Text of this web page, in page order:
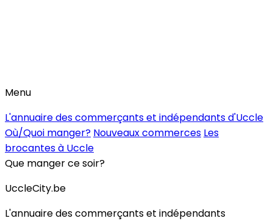
Menu
L'annuaire des commerçants et indépendants d'Uccle
Où/Quoi manger? Nouveaux commerces Les
brocantes à Uccle
Que manger ce soir?
UccleCity.be
L'annuaire des commerçants et indépendants